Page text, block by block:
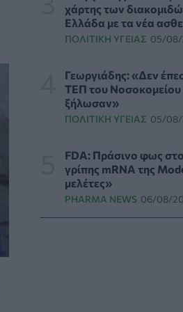
Βασιλακόπουλος για ιό
«κόκκινο» η Αττική – Τι
οι παραθεριστές
Γλοιοβλάστωμα: Νέο
αποτελεσματική
χειρουργείο
ΛΔ Κονγκό: Πάνω από
επιβεβαιωμένα
ΥΓΕΊΑ 07/08/2026 - 10:30
χάρτης των
Ελλάδα με τα νέα
ΠΟΛΙΤΙΚΉ ΥΓΕΊΑΣ 05/08/
Γεωργιάδης: «Δεν
ΤΕΠ του Νοσοκομείου
ξήλωσαν»
ΠΟΛΙΤΙΚΉ ΥΓΕΊΑΣ 05/08/
FDA: Πράσινο φως
γρίπης mRNA της
μελέτες»
PHARMA NEWS 06/08/